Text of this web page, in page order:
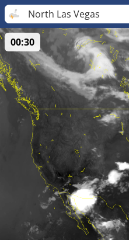
North Las Vegas
00:30